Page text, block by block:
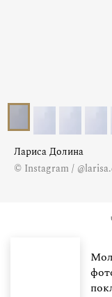
Лариса Долина
© Instagram /